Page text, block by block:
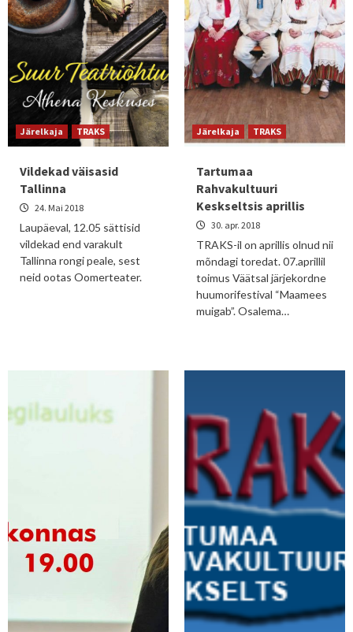
Järelkaja TRAKS
Vildekad väisasid
Tallinna
24. Mai 2018
Laupäeval, 12.05 sättisid
vildekad end varakult
Tallinna rongi peale, sest
neid ootas Oomerteater.
Järelkaja TRAKS
Tartumaa
Rahvakultuuri
Keskseltsis aprillis
30. apr. 2018
TRAKS-il on aprillis olnud nii
mõndagi toredat. 07.aprillil
toimus Väätsal järjekordne
huumorifestival “Maamees
muigab”. Osalema…